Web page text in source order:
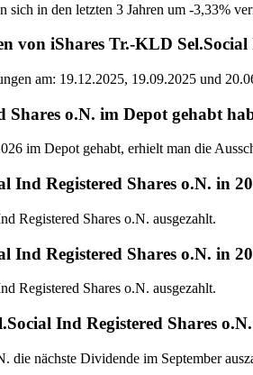
in den letzten 3 Jahren um -3,33%
von iShares Tr.-KLD Sel.Social
am: 19.12.2025, 19.09.2025 und
o.N. im Depot gehabt
im Depot gehabt, erhielt man die
Ind Registered Shares o.N. in
Registered Shares o.N. ausgezahlt.
Ind Registered Shares o.N. in
Registered Shares o.N. ausgezahlt.
Ind Registered Shares
die nächste Dividende im September